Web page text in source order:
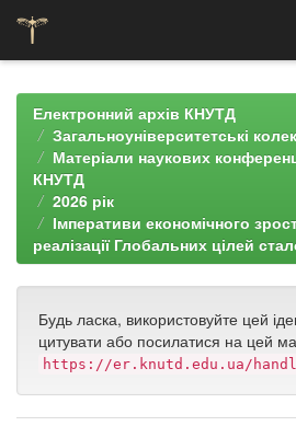
navigationЕлектронний архів КНУТД
Загальноуніверситетські
Матеріали наукових
КНУТД
2026 рік
Імперативи економічного
реалізації Глобальних цілей
Будь ласка, використовуйте цей
цитувати або посилатися на цей
https://er.knutd.edu.ua/